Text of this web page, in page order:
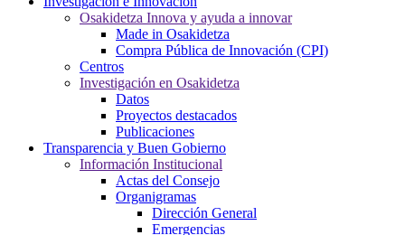
Osakidetza Innova y ayuda a innovar
Made in Osakidetza
Compra Pública de Innovación (CPI)
Centros
Investigación en Osakidetza
Datos
Proyectos destacados
Publicaciones
Transparencia y Buen Gobierno
Información Institucional
Actas del Consejo
Organigramas
Dirección General
Emergencias